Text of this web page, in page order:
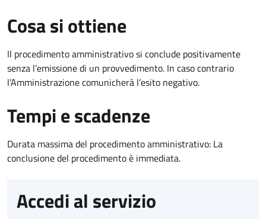
Cosa si ottiene
Il procedimento amministrativo si conclude positivamente
senza l’emissione di un provvedimento. In caso contrario
l’Amministrazione comunicherà l’esito negativo.
Tempi e scadenze
Durata massima del procedimento amministrativo: La
conclusione del procedimento è immediata.
Accedi al servizio